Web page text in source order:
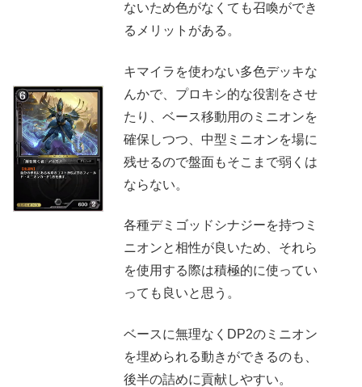
ないため色がなくても召喚ができ
るメリットがある。
キマイラを使わない多色デッキな
んかで、プロキシ的な役割をさせ
たり、ベース移動用のミニオンを
確保しつつ、中型ミニオンを場に
残せるので盤面もそこまで弱くは
ならない。
各種デミゴッドシナジーを持つミ
ニオンと相性が良いため、それら
を使用する際は積極的に使ってい
っても良いと思う。
ベースに無理なくDP2のミニオン
を埋められる動きができるのも、
後半の詰めに貢献しやすい。